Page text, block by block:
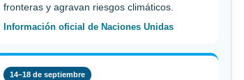
fronteras y agravan riesgos climáticos.
Información oficial de Naciones Unidas
14–18 de septiembre